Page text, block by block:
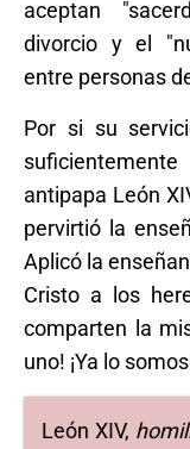
aceptan
divorcio y el
entre personas
Por si su
antipapa León
pervirtió la
Aplicó la
Cristo a los
comparten la
uno! ¡Ya lo
León XIV,